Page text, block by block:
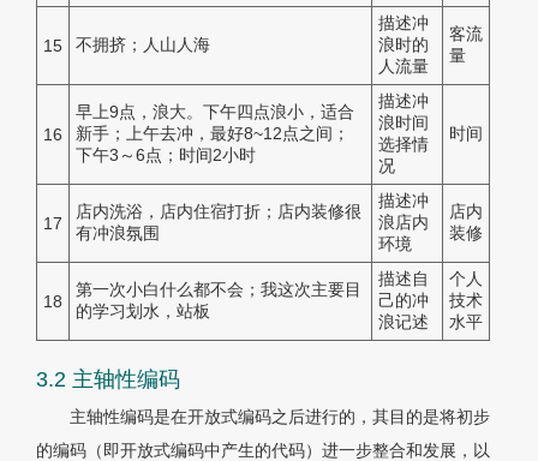
15 不拥挤；人山人海
描述冲
浪时的
人流量
客流
量
16
早上9点，浪大。下午四点浪小，适合
新手；上午去冲，最好8~12点之间；
下午3～6点；时间2小时
描述冲
浪时间
选择情
况
时间
17
店内洗浴，店内住宿打折；店内装修很
有冲浪氛围
描述冲
浪店内
环境
店内
装修
18
第一次小白什么都不会；我这次主要目
的学习划水，站板
描述自
己的冲
浪记述
个人
技术
水平
3.2 主轴性编码
主轴性编码是在开放式编码之后进行的，其目的是将初步
的编码（即开放式编码中产生的代码）进一步整合和发展，以